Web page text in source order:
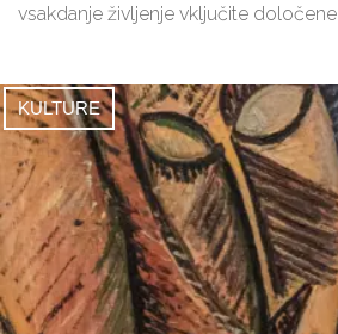
vsakdanje življenje vključite določene
KULTURE